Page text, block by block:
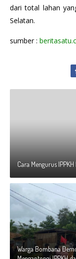
dari total lahan
Selatan.
sumber :
Cara Mengurus
Warga Bombana